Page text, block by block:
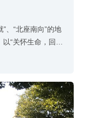
、“北座南向”的地
、晦涩，用园林